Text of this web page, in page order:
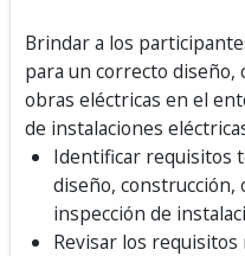
Brindar a los
para un correcto diseño,
obras eléctricas en el
de instalaciones
Identificar requisitos
diseño,
inspección de
Revisar los